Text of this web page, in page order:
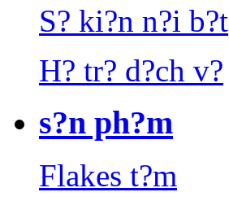
S? ki?n n?i b?t
H? tr? d?ch v?
s?n ph?m
Flakes t?m